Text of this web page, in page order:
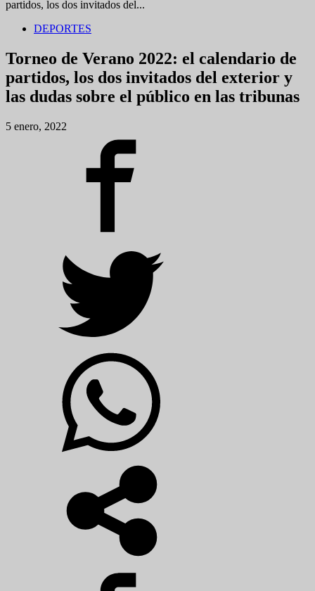
partidos, los dos invitados del...
DEPORTES
Torneo de Verano 2022: el calendario de
partidos, los dos invitados del exterior y
las dudas sobre el público en las tribunas
5 enero, 2022